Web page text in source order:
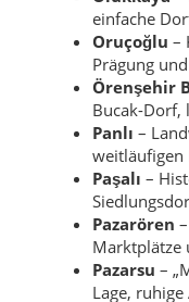
einfache
Oruçoğlu –
Prägung
Örenşehir
Bucak-Dorf,
Panlı –
weitläufigen
Paşalı –
Pazarören
Marktplätze
Pazarsu –
Lage,